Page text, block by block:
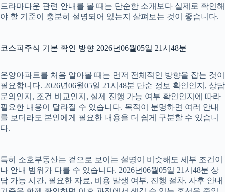
드라마다운 관련 안내를 볼 때는 단순한 소개보다 실제로 확인해
야 할 기준이 충분히 설명되어 있는지 살펴보는 것이 좋습니다.
코스피주식 기본 확인 방향 2026년06월05일 21시48분
온양아파트를 처음 알아볼 때는 먼저 전체적인 방향을 잡는 것이
필요합니다. 2026년06월05일 21시48분 단순 정보 확인인지, 상담
문의인지, 조건 비교인지, 실제 진행 가능 여부 확인인지에 따라
필요한 내용이 달라질 수 있습니다. 목적이 분명하면 여러 안내
를 보더라도 본인에게 필요한 내용을 더 쉽게 구분할 수 있습니
다.
특히 소호부동산는 겉으로 보이는 설명이 비슷해도 세부 조건이
나 안내 범위가 다를 수 있습니다. 2026년06월05일 21시48분 상
담 가능 시간, 필요한 자료, 비용 발생 여부, 진행 절차, 사후 안내